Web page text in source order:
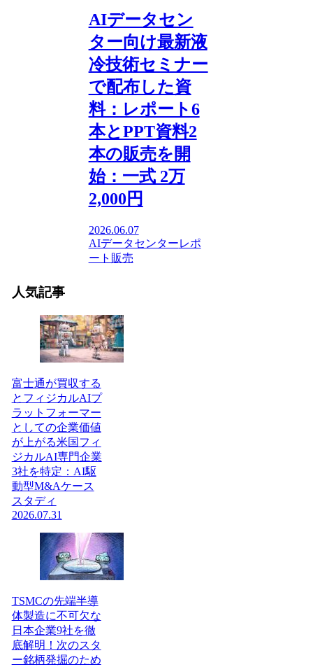
AIデータセン
ター向け最新液
冷技術セミナー
で配布した資
料：レポート6
本とPPT資料2
本の販売を開
始：一式 2万
2,000円
2026.06.07
AIデータセンターレポ
ート販売
人気記事
富士通が買収する
とフィジカルAIプ
ラットフォーマー
としての企業価値
が上がる米国フィ
ジカルAI専門企業
3社を特定：AI駆
動型M&Aケース
スタディ
2026.07.31
TSMCの先端半導
体製造に不可欠な
日本企業9社を徹
底解明！次のスタ
ー銘柄発掘のため